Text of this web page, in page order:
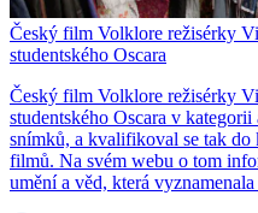
Český film Volklore režisérky
studentského Oscara
Český film Volklore režisérky
studentského Oscara v
snímků, a kvalifikoval se tak
filmů. Na svém webu o tom
umění a věd, která